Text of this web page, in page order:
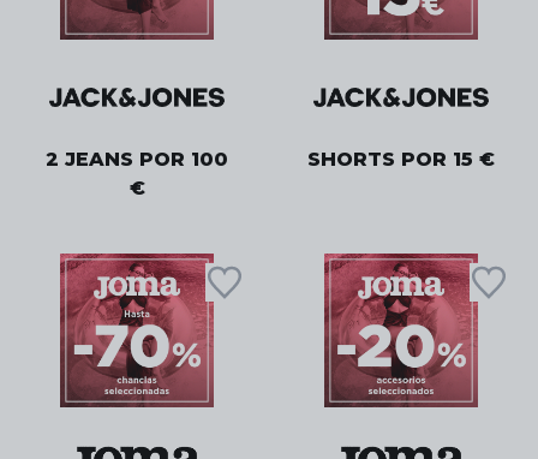
2 JEANS POR 100
€
SHORTS POR 15 €